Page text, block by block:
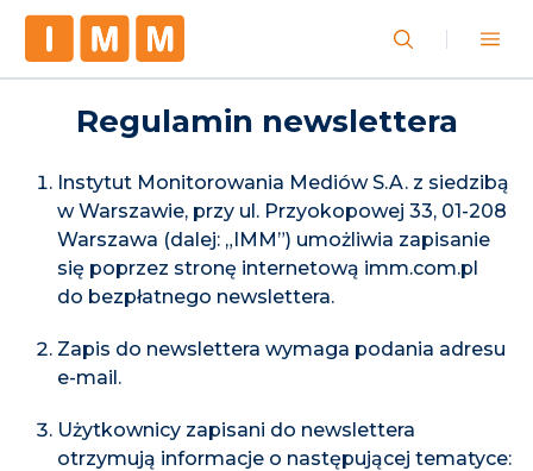
Regulamin newslettera
Instytut Monitorowania Mediów S.A. z siedzibą
w Warszawie, przy ul. Przyokopowej 33, 01-208
Warszawa (dalej: „IMM”) umożliwia zapisanie
się poprzez stronę internetową imm.com.pl
do bezpłatnego newslettera.
Zapis do newslettera wymaga podania adresu
e-mail.
Użytkownicy zapisani do newslettera
otrzymują informacje o następującej tematyce: